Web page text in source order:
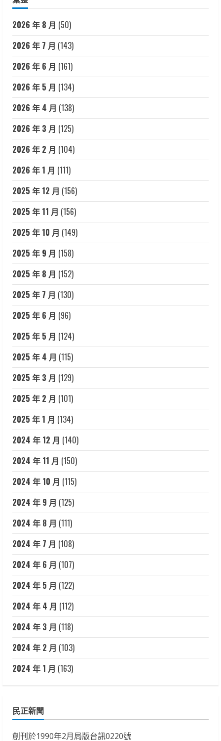
2026 年 8 月 (50)
2026 年 7 月 (143)
2026 年 6 月 (161)
2026 年 5 月 (134)
2026 年 4 月 (138)
2026 年 3 月 (125)
2026 年 2 月 (104)
2026 年 1 月 (111)
2025 年 12 月 (156)
2025 年 11 月 (156)
2025 年 10 月 (149)
2025 年 9 月 (158)
2025 年 8 月 (152)
2025 年 7 月 (130)
2025 年 6 月 (96)
2025 年 5 月 (124)
2025 年 4 月 (115)
2025 年 3 月 (129)
2025 年 2 月 (101)
2025 年 1 月 (134)
2024 年 12 月 (140)
2024 年 11 月 (150)
2024 年 10 月 (115)
2024 年 9 月 (125)
2024 年 8 月 (111)
2024 年 7 月 (108)
2024 年 6 月 (107)
2024 年 5 月 (122)
2024 年 4 月 (112)
2024 年 3 月 (118)
2024 年 2 月 (103)
2024 年 1 月 (163)
民正新聞
創刊於1990年2月局版台訊0220號